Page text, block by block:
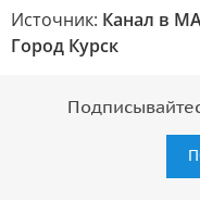
Источник: Канал в
Город Курск